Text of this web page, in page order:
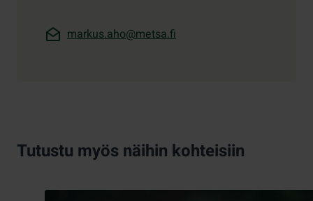
markus.aho@metsa.fi
Tutustu myös näihin kohteisiin